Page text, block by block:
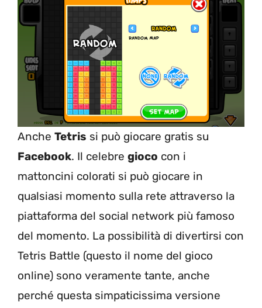
Anche Tetris si può giocare gratis su
Facebook. Il celebre gioco con i
mattoncini colorati si può giocare in
qualsiasi momento sulla rete attraverso la
piattaforma del social network più famoso
del momento. La possibilità di divertirsi con
Tetris Battle (questo il nome del gioco
online) sono veramente tante, anche
perché questa simpaticissima versione